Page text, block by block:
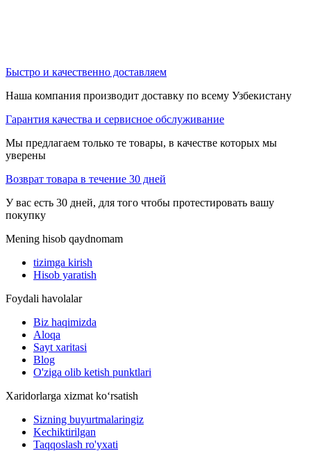
Быстро и качественно доставляем
Наша компания производит доставку по всему Узбекистану
Гарантия качества и сервисное обслуживание
Мы предлагаем только те товары, в качестве которых мы
уверены
Возврат товара в течение 30 дней
У вас есть 30 дней, для того чтобы протестировать вашу
покупку
Mening hisob qaydnomam
tizimga kirish
Hisob yaratish
Foydali havolalar
Biz haqimizda
Aloqa
Sayt xaritasi
Blog
O'ziga olib ketish punktlari
Xaridorlarga xizmat ko‘rsatish
Sizning buyurtmalaringiz
Kechiktirilgan
Taqqoslash ro'yxati